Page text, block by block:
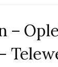
–